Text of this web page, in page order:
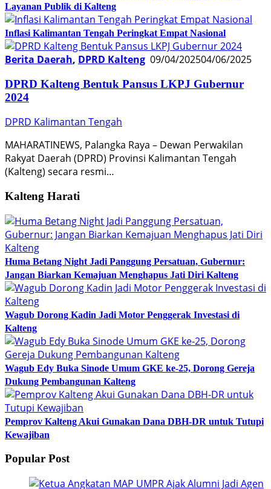
Layanan Publik di Kalteng
Inflasi Kalimantan Tengah Peringkat Empat Nasional
Berita Daerah, DPRD Kalteng 09/04/202504/06/2025
DPRD Kalteng Bentuk Pansus LKPJ Gubernur
2024
DPRD Kalimantan Tengah
MAHARATINEWS, Palangka Raya – Dewan Perwakilan
Rakyat Daerah (DPRD) Provinsi Kalimantan Tengah
(Kalteng) secara resmi…
Kalteng Harati
Huma Betang Night Jadi Panggung Persatuan, Gubernur:
Jangan Biarkan Kemajuan Menghapus Jati Diri Kalteng
Wagub Dorong Kadin Jadi Motor Penggerak Investasi di
Kalteng
Wagub Edy Buka Sinode Umum GKE ke-25, Dorong Gereja
Dukung Pembangunan Kalteng
Pemprov Kalteng Akui Gunakan Dana DBH-DR untuk Tutupi
Kewajiban
Popular Post